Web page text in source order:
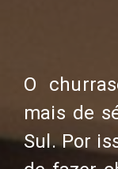
O
mais de
Sul. Por